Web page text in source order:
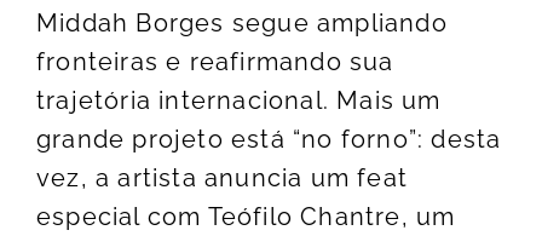
Middah Borges segue ampliando
fronteiras e reafirmando sua
trajetória internacional. Mais um
grande projeto está “no forno”: desta
vez, a artista anuncia um feat
especial com Teófilo Chantre, um